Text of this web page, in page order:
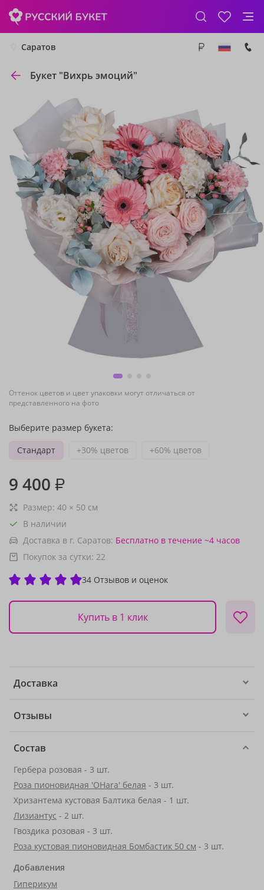
Саратов
Букет "Вихрь эмоций"
Оттенок цветов и цвет упаковки могут отличаться от
представленного на фото
Выберите размер букета:
Стандарт
+30% цветов +60% цветов
9 400 ₽
Размер: 40 × 50 см
В наличии
Доставка в г. Саратов: Бесплатно в течение ~4 часов
Покупок за сутки: 22
34 Отзывов и оценок
Купить в 1 клик
Доставка
Отзывы
Состав
Гербера розовая - 3 шт.
Роза пионовидная 'OHara' белая - 3 шт.
Хризантема кустовая Балтика белая - 1 шт.
Лизиантус - 2 шт.
Гвоздика розовая - 3 шт.
Роза кустовая пионовидная Бомбастик 50 см - 3 шт.
Добавления
Гиперикум